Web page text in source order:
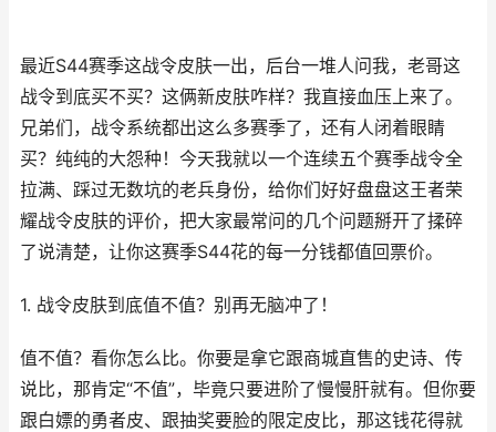
最近S44赛季这战令皮肤一出，后台一堆人问我，老哥这
战令到底买不买？这俩新皮肤咋样？我直接血压上来了。
兄弟们，战令系统都出这么多赛季了，还有人闭着眼睛
买？纯纯的大怨种！今天我就以一个连续五个赛季战令全
拉满、踩过无数坑的老兵身份，给你们好好盘盘这王者荣
耀战令皮肤的评价，把大家最常问的几个问题掰开了揉碎
了说清楚，让你这赛季S44花的每一分钱都值回票价。
1. 战令皮肤到底值不值？别再无脑冲了！
值不值？看你怎么比。你要是拿它跟商城直售的史诗、传
说比，那肯定“不值”，毕竟只要进阶了慢慢肝就有。但你要
跟白嫖的勇者皮、跟抽奖要脸的限定皮比，那这钱花得就